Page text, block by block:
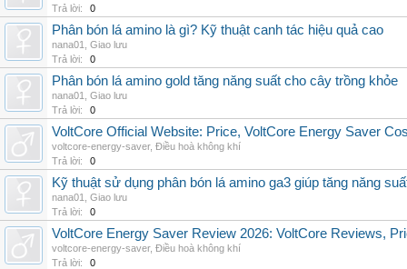
Trả lời:
0
Phân bón lá amino là gì? Kỹ thuật canh tác hiệu quả cao
nana01
Giao lưu
Trả lời:
0
Phân bón lá amino gold tăng năng suất cho cây trồng khỏe
nana01
Giao lưu
Trả lời:
0
VoltCore Official Website: Price, VoltCore Energy Saver
voltcore-energy-saver, Điều hoà không khí
Trả lời:
0
Kỹ thuật sử dụng phân bón lá amino ga3 giúp tăng năng
nana01
Giao lưu
Trả lời:
0
VoltCore Energy Saver Review 2026: VoltCore Reviews,
voltcore-energy-saver, Điều hoà không khí
Trả lời:
0